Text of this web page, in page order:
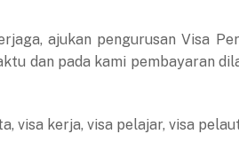
ajukan pengurusan Visa
dan pada kami pembayaran
visa kerja, visa pelajar, visa